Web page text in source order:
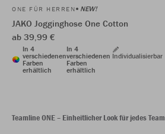
ONE FÜR HERREN NEW!
JAKO Jogginghose One Cotton
ab 39,99 €
In 4
verschiedenen
Farben
erhältlich
In 4
verschiedenen
Farben
erhältlich
Individualisierbar
Teamline ONE – Einheitlicher Look für jedes Team